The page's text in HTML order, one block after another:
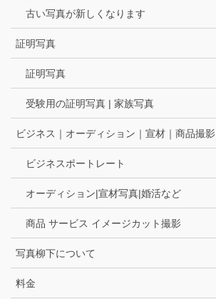
古い写真が新しくなります
証明写真
証明写真
受験用の証明写真 | 家族写真
ビジネス｜オーディション｜宣材｜商品撮影
ビジネスポートレート
オーディション|宣材写真|婚活など
商品 サービス イメージカット撮影
写真柳下について
料金